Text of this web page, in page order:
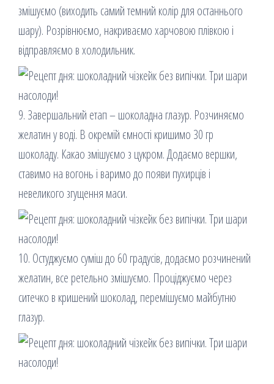
змішуємо (виходить самий темний колір для останнього
шару). Розрівнюємо, накриваємо харчовою плівкою і
відправляємо в холодильник.
9. Завершальний етап – шоколадна глазур. Розчиняємо
желатин у воді. В окремій ємності кришимо 30 гр
шоколаду. Какао змішуємо з цукром. Додаємо вершки,
ставимо на вогонь і варимо до появи пухирців і
невеликого згущення маси.
10. Остуджуємо суміш до 60 градусів, додаємо розчинений
желатин, все ретельно змішуємо. Проціджуємо через
ситечко в кришений шоколад, перемішуємо майбутню
глазур.